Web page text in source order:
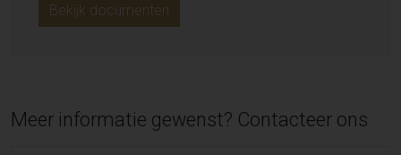
Bekijk documenten
Meer informatie gewenst? Contacteer ons